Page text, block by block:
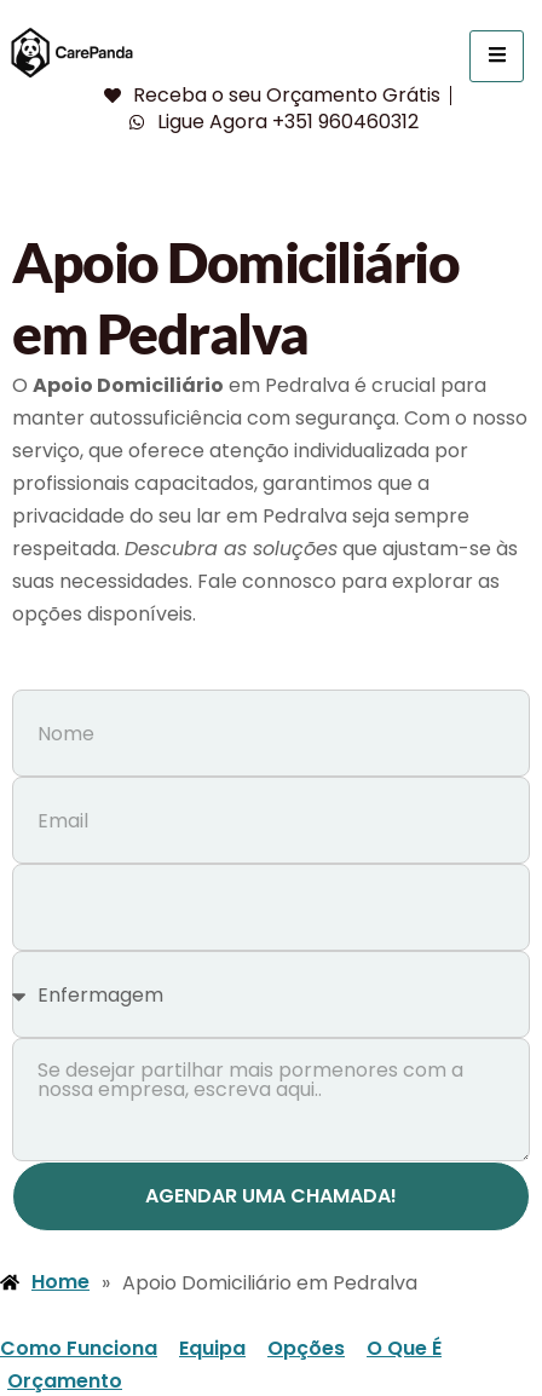
Receba o seu Orçamento Grátis
Ligue Agora +351 960460312
Apoio Domiciliário
em Pedralva
O Apoio Domiciliário em Pedralva é crucial para
manter autossuficiência com segurança. Com o nosso
serviço, que oferece atenção individualizada por
profissionais capacitados, garantimos que a
privacidade do seu lar em Pedralva seja sempre
respeitada. Descubra as soluçõesque ajustam-se às
suas necessidades. Fale connosco para explorar as
opções disponíveis.
AGENDAR UMA CHAMADA!
Home » Apoio Domiciliário em Pedralva
Como Funciona Equipa Opções
O Que É
Orçamento